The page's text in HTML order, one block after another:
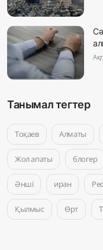
Танымал тегтер
Тоқаев Алматы
Жол апаты блогер
Әнші иран
Қылмыс Өрт